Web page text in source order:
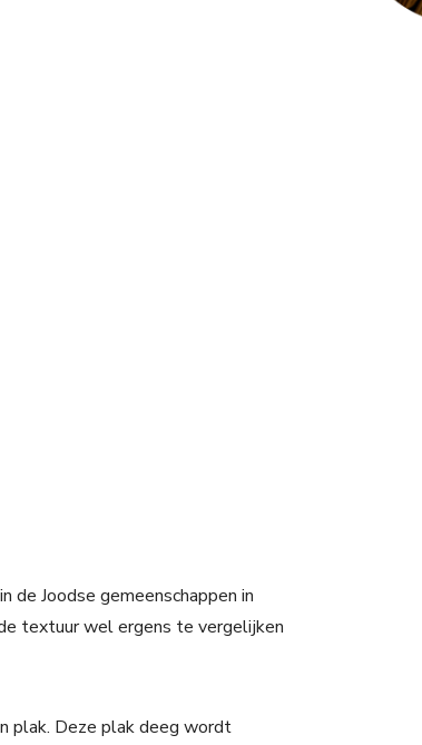
de Joodse gemeenschappen in
textuur wel ergens te vergelijken
plak. Deze plak deeg wordt